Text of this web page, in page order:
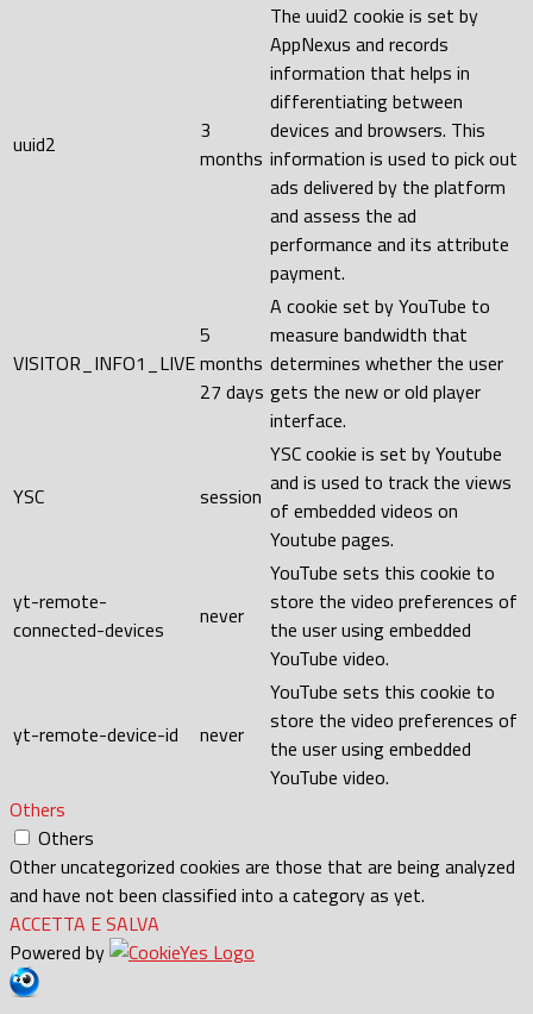
uuid2
3
months
The uuid2 cookie is set by
AppNexus and records
information that helps in
differentiating between
devices and browsers. This
information is used to pick out
ads delivered by the platform
and assess the ad
performance and its attribute
payment.
VISITOR_INFO1_LIVE
5
months
27 days
A cookie set by YouTube to
measure bandwidth that
determines whether the user
gets the new or old player
interface.
YSC session
YSC cookie is set by Youtube
and is used to track the views
of embedded videos on
Youtube pages.
yt-remote-
connected-devices
never
YouTube sets this cookie to
store the video preferences of
the user using embedded
YouTube video.
yt-remote-device-id never
YouTube sets this cookie to
store the video preferences of
the user using embedded
YouTube video.
Others
Others
Other uncategorized cookies are those that are being analyzed
and have not been classified into a category as yet.
ACCETTA E SALVA
Powered by